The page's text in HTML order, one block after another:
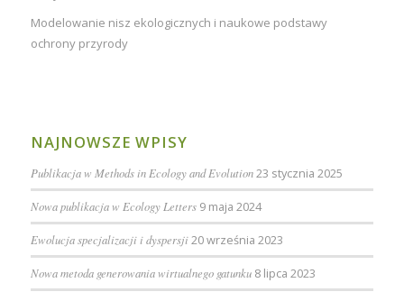
Modelowanie nisz ekologicznych i naukowe podstawy
ochrony przyrody
NAJNOWSZE WPISY
Publikacja w Methods in Ecology and Evolution 23 stycznia 2025
Nowa publikacja w Ecology Letters 9 maja 2024
Ewolucja specjalizacji i dyspersji 20 września 2023
Nowa metoda generowania wirtualnego gatunku 8 lipca 2023